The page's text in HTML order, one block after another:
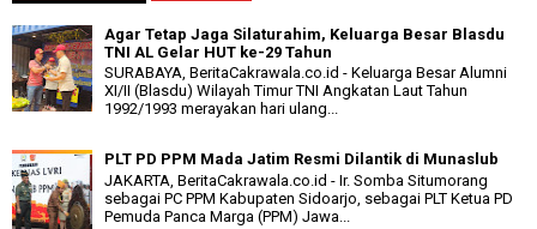
Agar Tetap Jaga Silaturahim, Keluarga Besar Blasdu
TNI AL Gelar HUT ke-29 Tahun
SURABAYA, BeritaCakrawala.co.id - Keluarga Besar Alumni
XI/II (Blasdu) Wilayah Timur TNI Angkatan Laut Tahun
1992/1993 merayakan hari ulang...
PLT PD PPM Mada Jatim Resmi Dilantik di Munaslub
JAKARTA, BeritaCakrawala.co.id - Ir. Somba Situmorang
sebagai PC PPM Kabupaten Sidoarjo, sebagai PLT Ketua PD
Pemuda Panca Marga (PPM) Jawa...